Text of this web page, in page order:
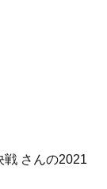
戦 さんの2021